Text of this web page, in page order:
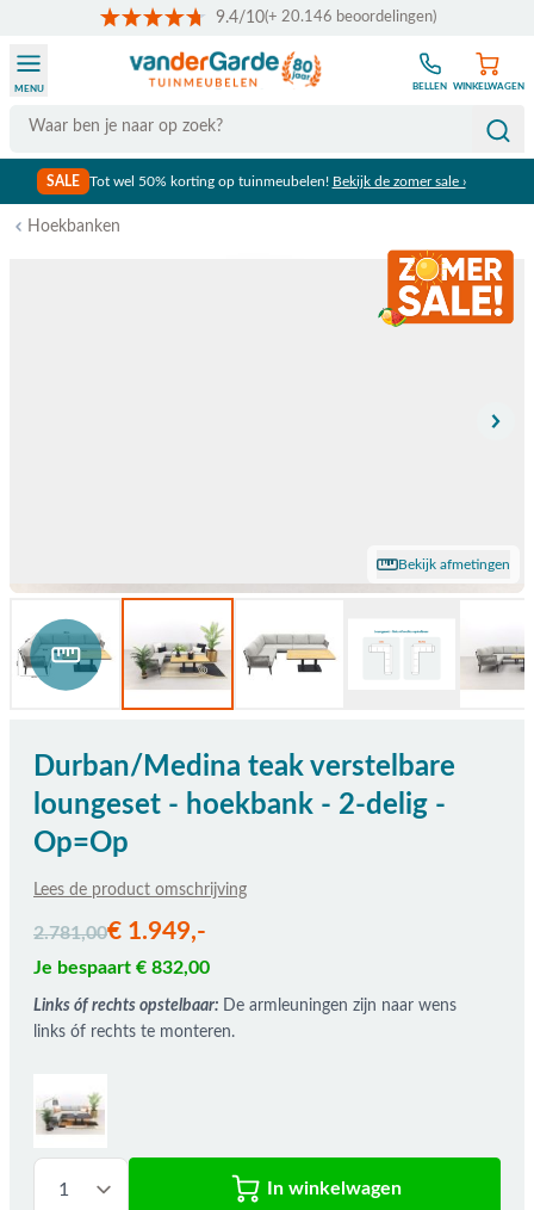
9.4/10(+ 20.146 beoordelingen)
Search
MENU BELLEN WINKELWAGEN
SALE Tot wel 50% korting op tuinmeubelen! Bekijk de zomer sale ›
Hoekbanken
Bekijk afmetingen
Durban/Medina teak verstelbare
loungeset - hoekbank - 2-delig -
Op=Op
Lees de product omschrijving
2.781,00€ 1.949,-
Je bespaart € 832,00
Links óf rechts opstelbaar: De armleuningen zijn naar wens
links óf rechts te monteren.
In winkelwagen